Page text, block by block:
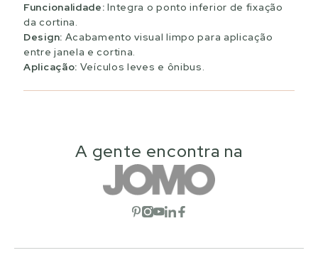
Funcionalidade: Integra o ponto inferior de fixação
da cortina.
Design: Acabamento visual limpo para aplicação
entre janela e cortina.
Aplicação: Veículos leves e ônibus.
A gente encontra na
Abrir rede social
Abrir rede social
Abrir rede social
Abrir rede social
Abrir rede social